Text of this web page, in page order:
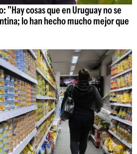
"Hay cosas que en Uruguay no se
lo han hecho mucho mejor que